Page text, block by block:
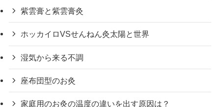
紫雲膏と紫雲膏灸
ホッカイロVSせんねん灸太陽と世界
湿気から来る不調
座布団型のお灸
家庭用のお灸の温度の違いを出す原因は？